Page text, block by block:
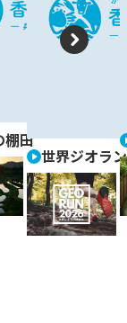
棚田
世界ジオラ